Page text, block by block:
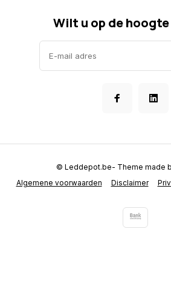
Wilt u op de
Algemene voorwaarden Disclaimer
© Leddepot.be- Theme made